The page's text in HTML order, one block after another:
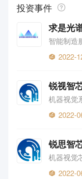
投资事件
求是光
智能制造
2022-
锐视智
机器视觉
2022-
锐思智
机器视觉
2022-